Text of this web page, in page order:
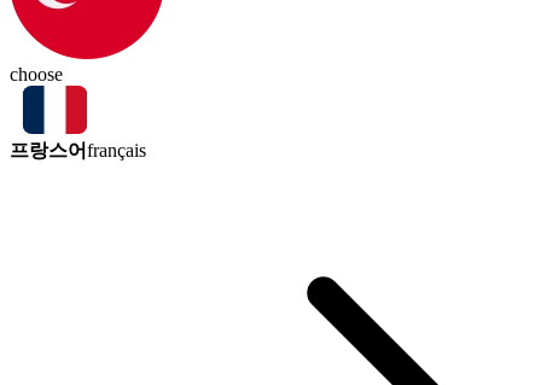
choose
프랑스어français